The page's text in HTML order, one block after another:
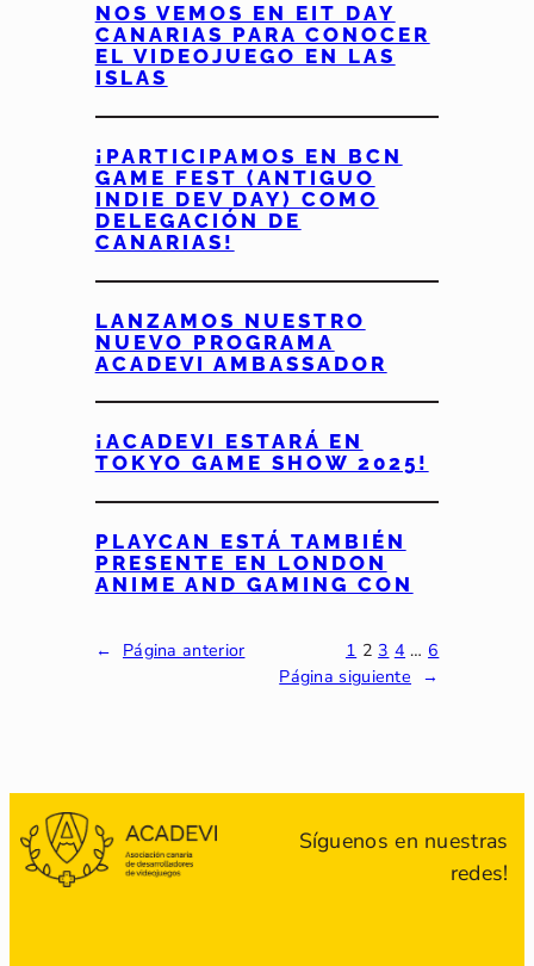
NOS VEMOS EN EIT DAY
CANARIAS PARA CONOCER
EL VIDEOJUEGO EN LAS
ISLAS
¡PARTICIPAMOS EN BCN
GAME FEST (ANTIGUO
INDIE DEV DAY) COMO
DELEGACIÓN DE
CANARIAS!
LANZAMOS NUESTRO
NUEVO PROGRAMA
ACADEVI AMBASSADOR
¡ACADEVI ESTARÁ EN
TOKYO GAME SHOW 2025!
PLAYCAN ESTÁ TAMBIÉN
PRESENTE EN LONDON
ANIME AND GAMING CON
← Página anterior 1 2 3 4 … 6
Página siguiente
→
Síguenos en nuestras
redes!